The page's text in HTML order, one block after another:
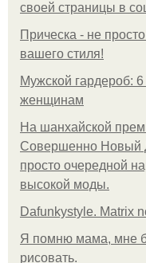
своей страницы в
Прическа - не
вашего стиля!
Мужской гардероб:
женщинам
На шанхайской
Совершенно Новый
просто очередной
высокой моды.
Dafunkystyle. Matrix
Я помню мама, мне
рисовать.